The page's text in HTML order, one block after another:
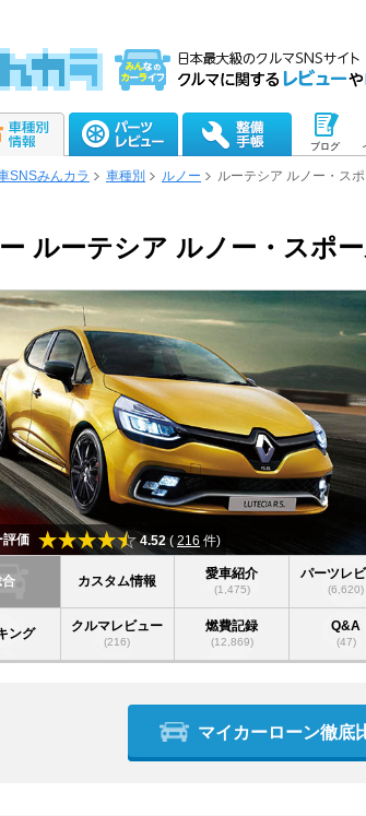
ブログ
SNSみんカラ 車種別 ルノー ルーテシア ルノー・ス
ルーテシア ルノー・スポ
評価 4.52 (216 件)
合 カスタム情報
愛車紹介
(1,475)
パーツレ
(6,620)
ング
クルマレビュー
(216)
燃費記録
(12,869)
Q&A
(47)
マイカーローン徹底